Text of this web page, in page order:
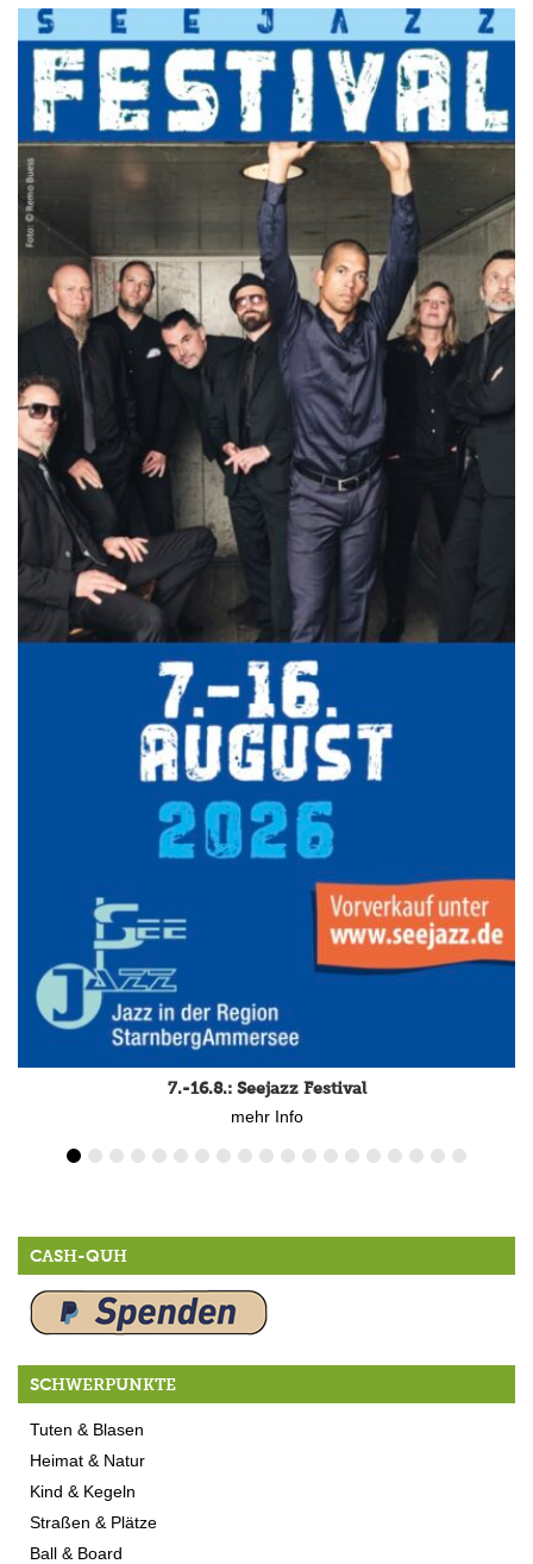
7.-16.8.: Seejazz Festival
mehr Info
CASH-QUH
SCHWERPUNKTE
Tuten & Blasen
Heimat & Natur
Kind & Kegeln
Straßen & Plätze
Ball & Board